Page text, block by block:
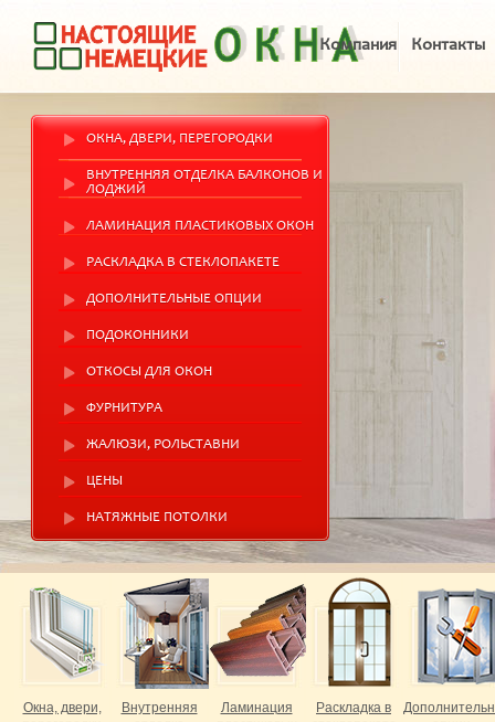
Компания Контакты
ОКНА, ДВЕРИ, ПЕРЕГОРОДКИ
ВНУТРЕННЯЯ ОТДЕЛКА БАЛКОНОВ И
ЛОДЖИЙ
ЛАМИНАЦИЯ ПЛАСТИКОВЫХ ОКОН
РАСКЛАДКА В СТЕКЛОПАКЕТЕ
ДОПОЛНИТЕЛЬНЫЕ ОПЦИИ
ПОДОКОННИКИ
ОТКОСЫ ДЛЯ ОКОН
ФУРНИТУРА
ЖАЛЮЗИ, РОЛЬСТАВНИ
ЦЕНЫ
НАТЯЖНЫЕ ПОТОЛКИ
Окна, двери,
Внутренняя
Ламинация
Раскладка в